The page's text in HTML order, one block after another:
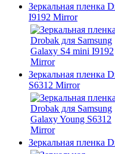
Зеркальная пленка
I9192 Mirror
Зеркальная пленка
S6312 Mirror
Зеркальная пленка